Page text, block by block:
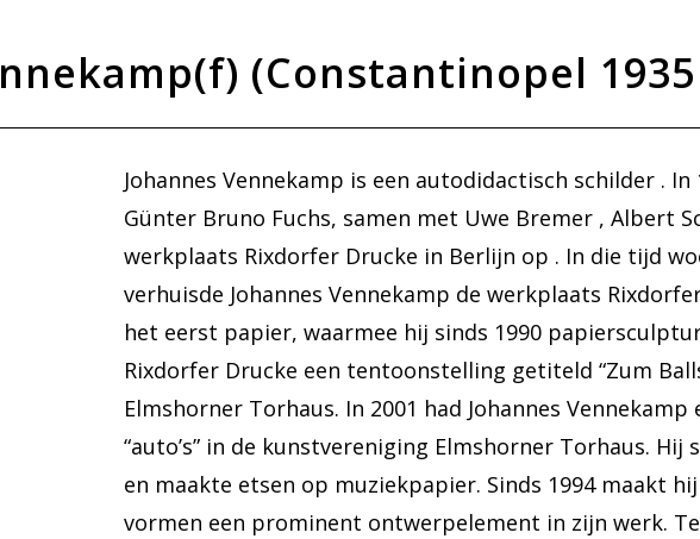
(Constantinopel
Johannes Vennekamp is een autodidactisch schilder .
Günter Bruno Fuchs, samen met Uwe Bremer , Albert
werkplaats Rixdorfer Drucke in Berlijn op . In die tijd
verhuisde Johannes Vennekamp de werkplaats
het eerst papier, waarmee hij sinds 1990
Rixdorfer Drucke een tentoonstelling getiteld “Zum
Elmshorner Torhaus. In 2001 had Johannes
“auto’s” in de kunstvereniging Elmshorner Torhaus.
en maakte etsen op muziekpapier. Sinds 1994 maakt
vormen een prominent ontwerpelement in zijn werk.